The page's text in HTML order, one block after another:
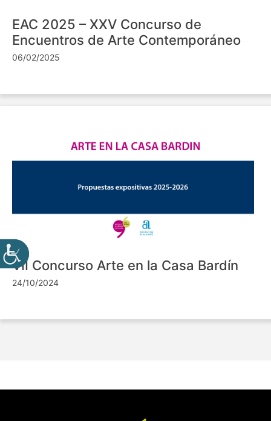
EAC 2025 – XXV Concurso de
Encuentros de Arte Contemporáneo
06/02/2025
VII Concurso Arte en la Casa Bardín
24/10/2024